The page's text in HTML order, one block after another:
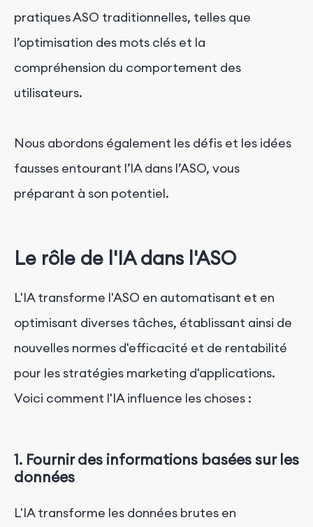
pratiques ASO traditionnelles, telles que
l’optimisation des mots clés et la
compréhension du comportement des
utilisateurs.
Nous abordons également les défis et les idées
fausses entourant l’IA dans l’ASO, vous
préparant à son potentiel.
Le rôle de l'IA dans l'ASO
L'IA transforme l'ASO en automatisant et en
optimisant diverses tâches, établissant ainsi de
nouvelles normes d'efficacité et de rentabilité
pour les stratégies marketing d'applications.
Voici comment l'IA influence les choses :
1. Fournir des informations basées sur les
données
L'IA transforme les données brutes en